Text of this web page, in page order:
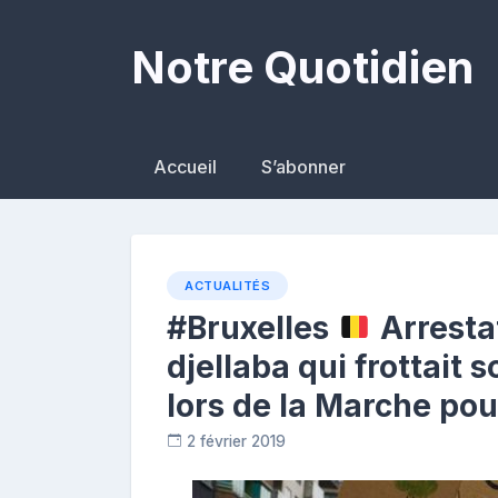
Notre Quotidien
Accueil S’abonner
ACTUALITÉS
#Bruxelles
djellaba qui frottait
lors de la Marche
2 février 2019
o